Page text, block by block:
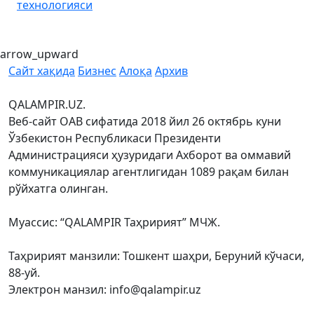
технологияси
arrow_upward
Сайт хақида Бизнес Алоқа Архив
QALAMPIR.UZ.
Веб-сайт ОАВ сифатида 2018 йил 26 октябрь куни
Ўзбекистон Республикаси Президенти
Администрацияси ҳузуридаги Ахборот ва оммавий
коммуникациялар агентлигидан 1089 рақам билан
рўйхатга олинган.
Муассис: “QALAMPIR Таҳририят” МЧЖ.
Таҳририят манзили: Тошкент шаҳри, Беруний кўчаси,
88-уй.
Электрон манзил: info@qalampir.uz